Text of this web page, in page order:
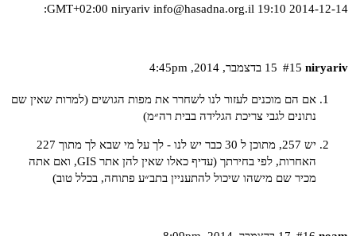
2014-12-14 19:10 GMT+02:00 niryariv
info@hasadna.org.il
:
niryariv 15 בדצמבר,‏ 2014,‏ 4:45pm #15
אם הם מוכנים לעזור לנו לשחרר את מפות הגושים (למרות שאין שם
נתונים לגבי צריכת הגלידה בבית רה״מ)
יש 257, מתוכן ל 30 כבר יש לנו
- לך על מי שבא לך מתוך 227
האחרות, לפי בחירתך (עדיף כאלו שאין להן אתר GIS, ואם אתה
מכיר שם מישהו שיכול להתעניין בתב״ע פתוחה, בכלל טוב)